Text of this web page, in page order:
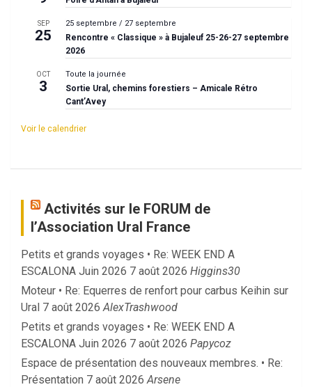
SEP
25
25 septembre / 27 septembre
Rencontre « Classique » à Bujaleuf 25-26-27 septembre
2026
OCT
3
Toute la journée
Sortie Ural, chemins forestiers – Amicale Rétro
Cant’Avey
Voir le calendrier
Activités sur le FORUM de
l’Association Ural France
Petits et grands voyages • Re: WEEK END A
ESCALONA Juin 2026 7 août 2026 Higgins30
Moteur • Re: Equerres de renfort pour carbus Keihin sur
Ural 7 août 2026 AlexTrashwood
Petits et grands voyages • Re: WEEK END A
ESCALONA Juin 2026 7 août 2026 Papycoz
Espace de présentation des nouveaux membres. • Re:
Présentation 7 août 2026 Arsene